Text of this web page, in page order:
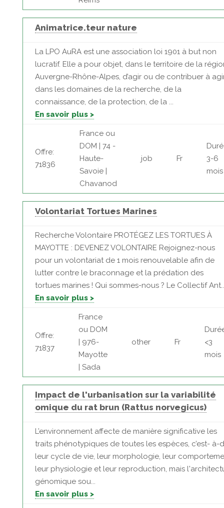
Animatrice.teur nature
La LPO AuRA est une association loi 1901 à but non
lucratif. Elle a pour objet, dans le territoire de la
Auvergne-Rhône-Alpes, d’agir ou de contribuer à
dans les domaines de la recherche, de la
connaissance, de la protection, de la ...
En savoir plus >
Offre:
71836
France ou
DOM | 74 -
Haute-
Savoie |
Chavanod
job Fr
3-6
mois
Volontariat Tortues Marines
Recherche Volontaire PROTÉGEZ LES TORTUES À
MAYOTTE : DEVENEZ VOLONTAIRE Rejoignez-nous
pour un volontariat de 1 mois renouvelable afin de
lutter contre le braconnage et la prédation des
tortues marines ! Qui sommes-nous ? Le Collectif
En savoir plus >
Offre:
71837
France
ou DOM
| 976-
Mayotte
| Sada
other Fr
<3
mois
Impact de l'urbanisation sur la variabilité
omique du rat brun (Rattus norvegicus)
L’environnement affecte de manière significative les
traits phénotypiques de toutes les espèces, c’est- à-
leur cycle de vie, leur morphologie, leur
leur physiologie et leur reproduction, mais
génomique sou...
En savoir plus >